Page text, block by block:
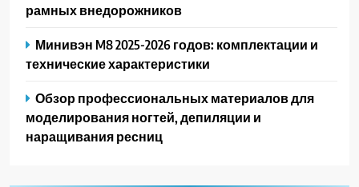
рамных внедорожников
Минивэн M8 2025-2026 годов: комплектации и
технические характеристики
Обзор профессиональных материалов для
моделирования ногтей, депиляции и
наращивания ресниц